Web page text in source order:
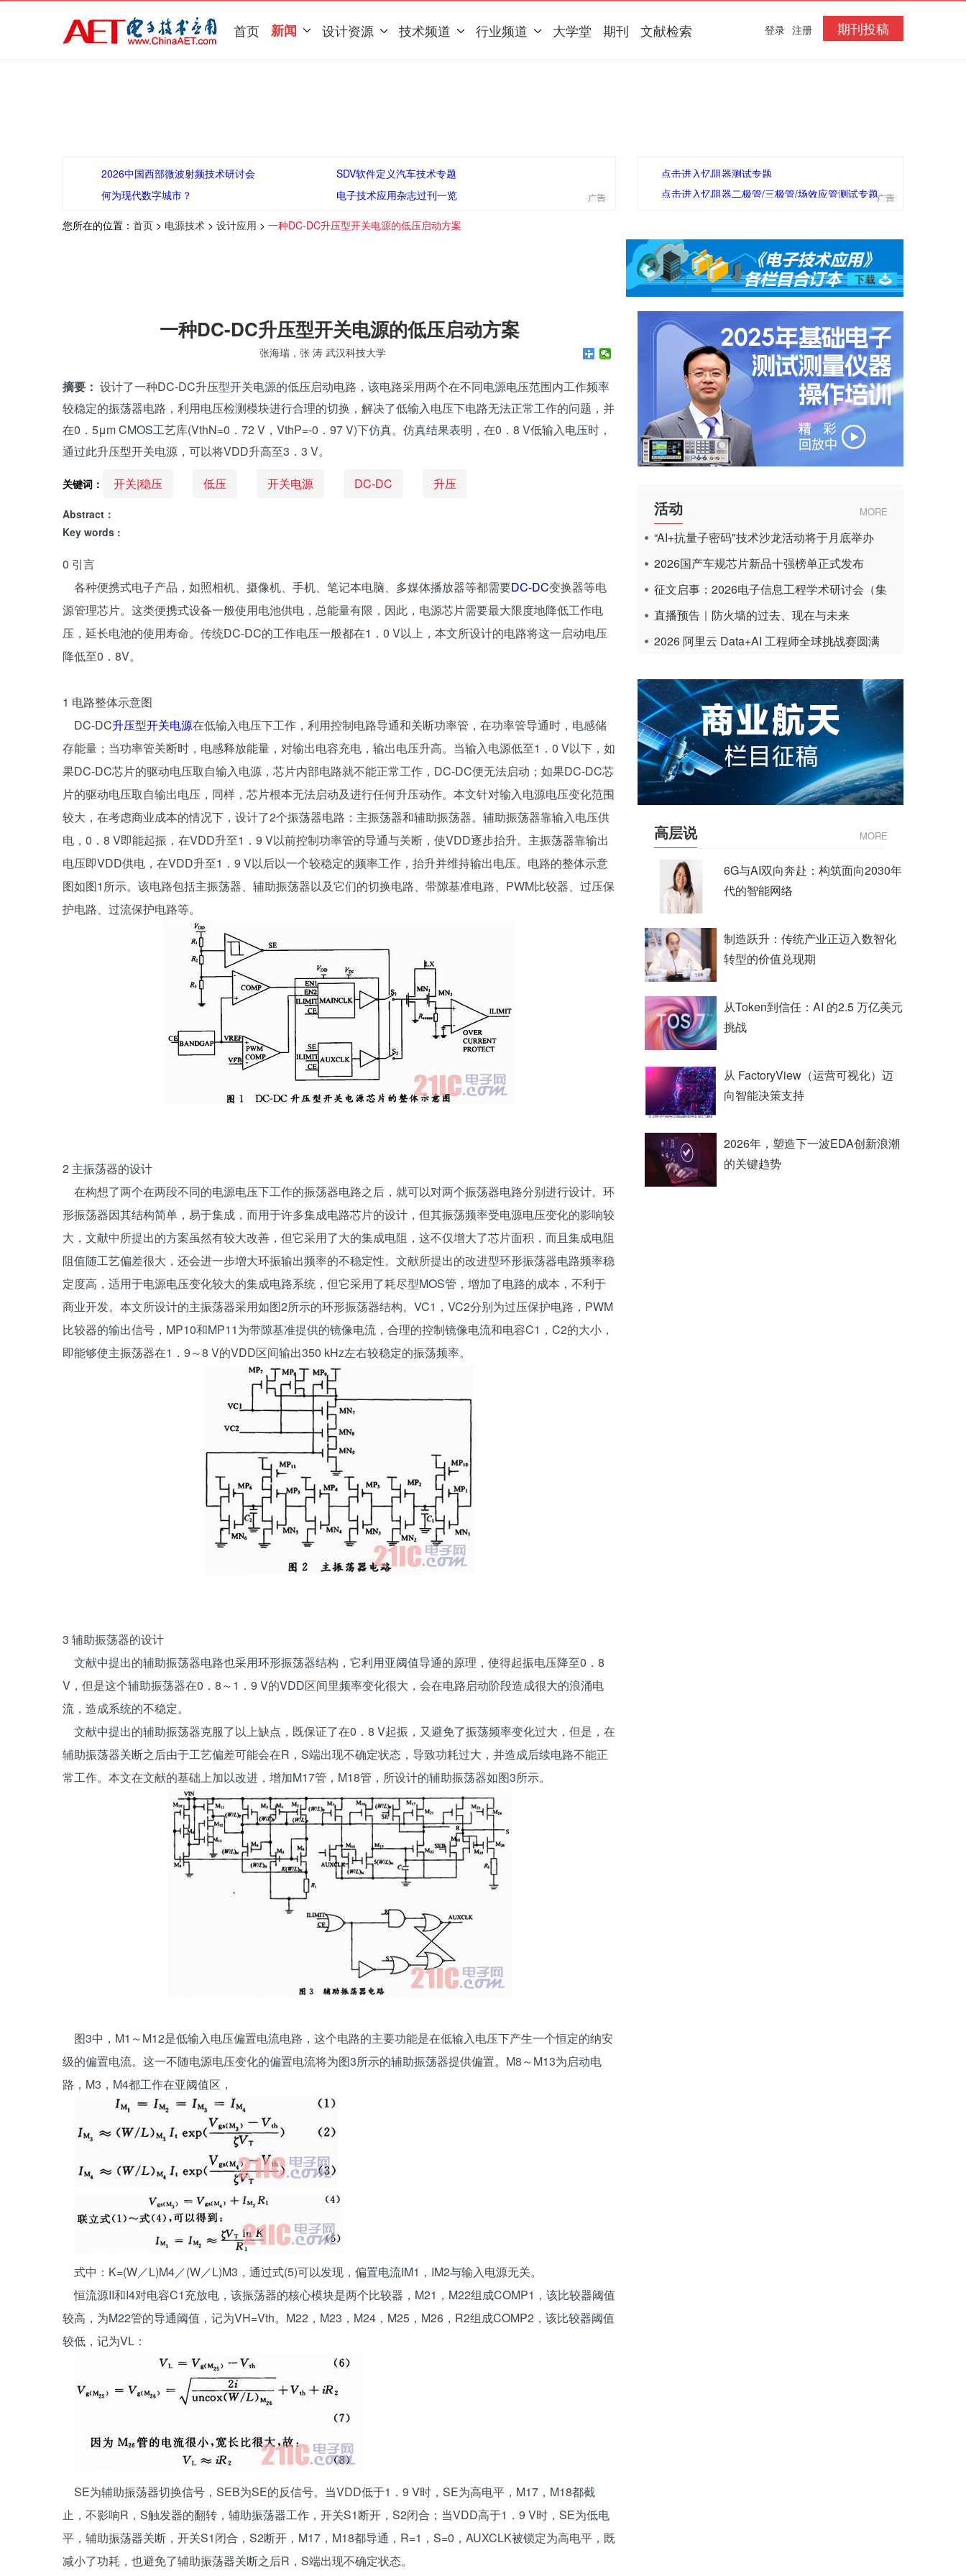
首页 新闻 设计资源 技术频道 行业频道 大学堂 期刊 文献检索 期刊投稿
登录 注册
2026中国西部微波射频技术研讨会
SDV软件定义汽车技术专题
何为现代数字城市？
电子技术应用杂志过刊一览
点击进入忆阻器测试专题
点击进入忆阻器二极管/三极管/场效应管测试专题
您所在的位置： 首页 > 电源技术 > 设计应用 > 一种DC-DC升压型开关电源的低压启动方案
一种DC-DC升压型开关电源的低压启动方案
张海瑞，张 涛 武汉科技大学
摘要： 设计了一种DC-DC升压型开关电源的低压启动电路，该电路采用两个在不同电源电压范围内工作频率
较稳定的振荡器电路，利用电压检测模块进行合理的切换，解决了低输入电压下电路无法正常工作的问题，并
在0．5μm CMOS工艺库(VthN=0．72 V，VthP=-0．97 V)下仿真。仿真结果表明，在0．8 V低输入电压时，
通过此升压型开关电源，可以将VDD升高至3．3 V。
关键词： 开关|稳压 低压 开关电源 DC-DC 升压
Abstract：
Key words :
0 引言
各种便携式电子产品，如照相机、摄像机、手机、笔记本电脑、多媒体播放器等都需要DC-DC变换器等电
源管理芯片。这类便携式设备一般使用电池供电，总能量有限，因此，电源芯片需要最大限度地降低工作电
压，延长电池的使用寿命。传统DC-DC的工作电压一般都在1．0 V以上，本文所设计的电路将这一启动电压
降低至0．8V。
1 电路整体示意图
DC-DC升压型开关电源在低输入电压下工作，利用控制电路导通和关断功率管，在功率管导通时，电感储
存能量；当功率管关断时，电感释放能量，对输出电容充电，输出电压升高。当输入电源低至1．0 V以下，如
果DC-DC芯片的驱动电压取自输入电源，芯片内部电路就不能正常工作，DC-DC便无法启动；如果DC-DC芯
片的驱动电压取自输出电压，同样，芯片根本无法启动及进行任何升压动作。本文针对输入电源电压变化范围
较大，在考虑商业成本的情况下，设计了2个振荡器电路：主振荡器和辅助振荡器。辅助振荡器靠输入电压供
电，0．8 V即能起振，在VDD升至1．9 V以前控制功率管的导通与关断，使VDD逐步抬升。主振荡器靠输出
电压即VDD供电，在VDD升至1．9 V以后以一个较稳定的频率工作，抬升并维持输出电压。电路的整体示意
图如图1所示。该电路包括主振荡器、辅助振荡器以及它们的切换电路、带隙基准电路、PWM比较器、过压保
护电路、过流保护电路等。
2 主振荡器的设计
在构想了两个在两段不同的电源电压下工作的振荡器电路之后，就可以对两个振荡器电路分别进行设计。环
形振荡器因其结构简单，易于集成，而用于许多集成电路芯片的设计，但其振荡频率受电源电压变化的影响较
大，文献中所提出的方案虽然有较大改善，但它采用了大的集成电阻，这不仅增大了芯片面积，而且集成电阻
阻值随工艺偏差很大，还会进一步增大环振输出频率的不稳定性。文献所提出的改进型环形振荡器电路频率稳
定度高，适用于电源电压变化较大的集成电路系统，但它采用了耗尽型MOS管，增加了电路的成本，不利于
商业开发。本文所设计的主振荡器采用如图2所示的环形振荡器结构。VC1，VC2分别为过压保护电路，PWM
比较器的输出信号，MP10和MP11为带隙基准提供的镜像电流，合理的控制镜像电流和电容C1，C2的大小，
即能够使主振荡器在1．9～8 V的VDD区间输出350 kHz左右较稳定的振荡频率。
3 辅助振荡器的设计
文献中提出的辅助振荡器电路也采用环形振荡器结构，它利用亚阈值导通的原理，使得起振电压降至0．8
V，但是这个辅助振荡器在0．8～1．9 V的VDD区间里频率变化很大，会在电路启动阶段造成很大的浪涌电
流，造成系统的不稳定。
文献中提出的辅助振荡器克服了以上缺点，既保证了在0．8 V起振，又避免了振荡频率变化过大，但是，在
辅助振荡器关断之后由于工艺偏差可能会在R，S端出现不确定状态，导致功耗过大，并造成后续电路不能正
常工作。本文在文献的基础上加以改进，增加M17管，M18管，所设计的辅助振荡器如图3所示。
图3中，M1～M12是低输入电压偏置电流电路，这个电路的主要功能是在低输入电压下产生一个恒定的纳安
级的偏置电流。这一不随电源电压变化的偏置电流将为图3所示的辅助振荡器提供偏置。M8～M13为启动电
路，M3，M4都工作在亚阈值区，
式中：K=(W／L)M4／(W／L)M3，通过式(5)可以发现，偏置电流IM1，IM2与输入电源无关。
恒流源II和I4对电容C1充放电，该振荡器的核心模块是两个比较器，M21，M22组成COMP1，该比较器阈值
较高，为M22管的导通阈值，记为VH=Vth。M22，M23，M24，M25，M26，R2组成COMP2，该比较器阈值
较低，记为VL：
SE为辅助振荡器切换信号，SEB为SE的反信号。当VDD低于1．9 V时，SE为高电平，M17，M18都截
止，不影响R，S触发器的翻转，辅助振荡器工作，开关S1断开，S2闭合；当VDD高于1．9 V时，SE为低电
平，辅助振荡器关断，开关S1闭合，S2断开，M17，M18都导通，R=1，S=0，AUXCLK被锁定为高电平，既
减小了功耗，也避免了辅助振荡器关断之后R，S端出现不确定状态。
活动 MORE
“AI+抗量子密码"技术沙龙活动将于月底举办
2026国产车规芯片新品十强榜单正式发布
征文启事：2026电子信息工程学术研讨会（集
成电路应用杂志）
直播预告｜防火墙的过去、现在与未来
2026 阿里云 Data+AI 工程师全球挑战赛圆满
高层说 MORE
6G与AI双向奔赴：构筑面向2030年
代的智能网络
制造跃升：传统产业正迈入数智化
转型的价值兑现期
从Token到信任：AI 的2.5 万亿美元
挑战
从 FactoryView（运营可视化）迈
向智能决策支持
2026年，塑造下一波EDA创新浪潮
的关键趋势